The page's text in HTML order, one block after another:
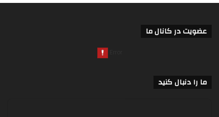
عضویت در کانال ما
ما را دنبال کنید